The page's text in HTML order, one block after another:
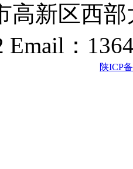
高新区西
Email：
陕ICP